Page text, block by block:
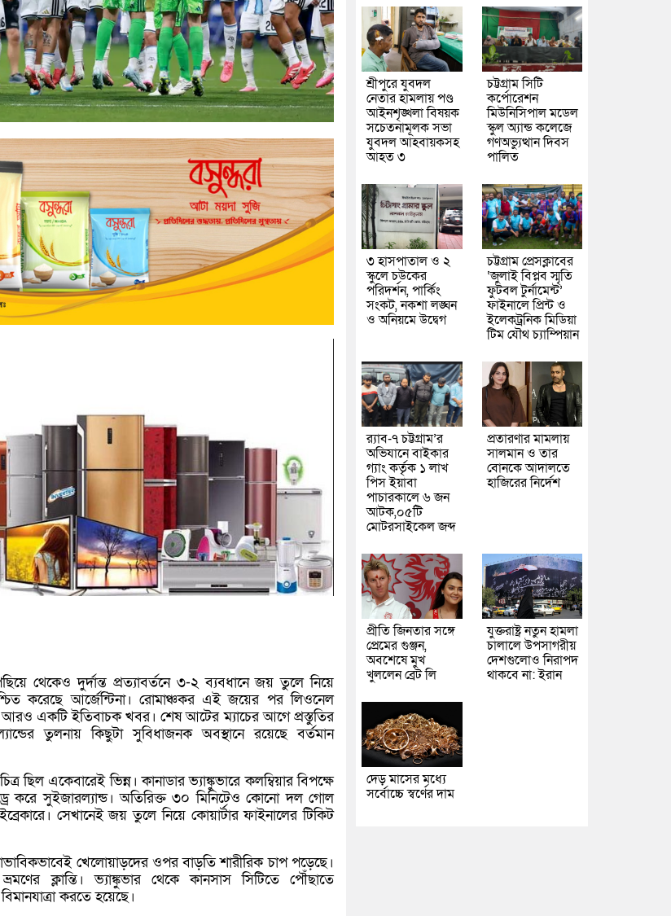
থেকেও দুর্দান্ত প্রত্যাবর্তনে ৩-২ ব্যবধানে জয় তুলে নিয়ে
করেছে আর্জেন্টিনা। রোমাঞ্চকর এই জয়ের পর লিওনেল
আরও একটি ইতিবাচক খবর। শেষ আটের ম্যাচের আগে প্রস্তুতির
তুলনায় কিছুটা সুবিধাজনক অবস্থানে রয়েছে বর্তমান
ছিল একেবারেই ভিন্ন। কানাডার ভ্যাঙ্কুভারে কলম্বিয়ার বিপক্ষে
ড্র করে সুইজারল্যান্ড। অতিরিক্ত ৩০ মিনিটেও কোনো দল গোল
সেখানেই জয় তুলে নিয়ে কোয়ার্টার ফাইনালের টিকিট
খেলোয়াড়দের ওপর বাড়তি শারীরিক চাপ পড়েছে।
ক্লান্তি। ভ্যাঙ্কুভার থেকে কানসাস সিটিতে পৌঁছাতে
করতে হয়েছে।
শ্রীপুরে যুবদল
নেতার হামলায় পণ্ড
আইনশৃঙ্খলা বিষয়ক
সচেতনামূলক সভা
যুবদল আহবায়কসহ
আহত ৩
চট্টগ্রাম সিটি
কর্পোরেশন
মিউনিসিপাল মডেল
স্কুল অ্যান্ড কলেজে
গণঅভ্যুত্থান দিবস
পালিত
৩ হাসপাতাল ও ২
স্কুলে চউকের
পরিদর্শন, পার্কিং
সংকট, নকশা লঙ্ঘন
ও অনিয়মে উদ্বেগ
চট্টগ্রাম প্রেসক্লাবের
‘জুলাই বিপ্লব স্মৃতি
ফুটবল টুর্নামেন্ট’
ফাইনালে প্রিন্ট ও
ইলেকট্রনিক মিডিয়া
টিম যৌথ চ্যাম্পিয়ান
র‌্যাব-৭ চট্টগ্রাম’র
অভিযানে বাইকার
গ্যাং কর্তৃক ১ লাখ
পিস ইয়াবা
পাচারকালে ৬ জন
আটক,০৫টি
মোটরসাইকেল জব্দ
প্রতারণার মামলায়
সালমান ও তার
বোনকে আদালতে
হাজিরের নির্দেশ
প্রীতি জিনতার সঙ্গে
প্রেমের গুঞ্জন,
অবশেষে মুখ
খুললেন ব্রেট লি
যুক্তরাষ্ট্র নতুন হামলা
চালালে উপসাগরীয়
দেশগুলোও নিরাপদ
থাকবে না: ইরান
দেড় মাসের মধ্যে
সর্বোচ্চে স্বর্ণের দাম